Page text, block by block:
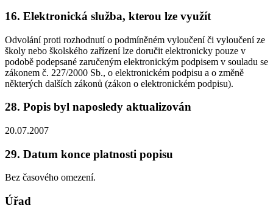
16. Elektronická služba, kterou lze využít
Odvolání proti rozhodnutí o podmíněném vyloučení či vyloučení ze
školy nebo školského zařízení lze doručit elektronicky pouze v
podobě podepsané zaručeným elektronickým podpisem v souladu se
zákonem č. 227/2000 Sb., o elektronickém podpisu a o změně
některých dalších zákonů (zákon o elektronickém podpisu).
28. Popis byl naposledy aktualizován
20.07.2007
29. Datum konce platnosti popisu
Bez časového omezení.
Úřad